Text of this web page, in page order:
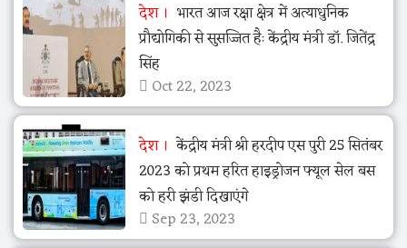
देश
भारत आज रक्षा क्षेत्र में अत्याधुनिक
प्रौद्योगिकी से सुसज्जित हैः केंद्रीय मंत्री डॉ. जितेंद्र
सिंह
Oct 22, 2023
देश
केंद्रीय मंत्री श्री हरदीप एस पुरी 25 सितंबर
2023 को प्रथम हरित हाइड्रोजन फ्यूल सेल बस
को हरी झंडी दिखाएंगे
Sep 23, 2023